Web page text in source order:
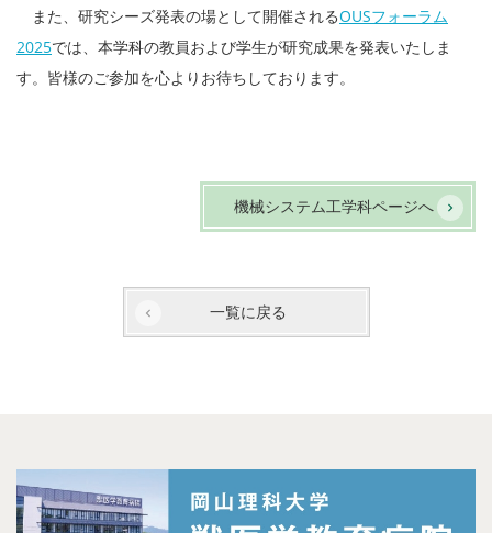
また、研究シーズ発表の場として開催されるOUSフォーラム
2025では、本学科の教員および学生が研究成果を発表いたしま
す。皆様のご参加を心よりお待ちしております。
機械システム工学科ページへ
一覧に戻る